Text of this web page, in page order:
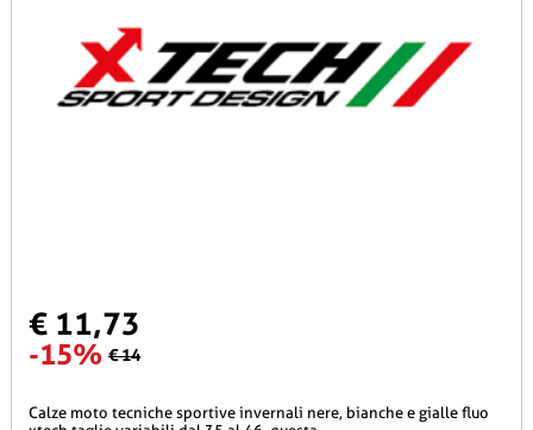
€ 11,73
-15% € 14
calze moto tecniche sportive invernali nere, bianche e gialle fluo